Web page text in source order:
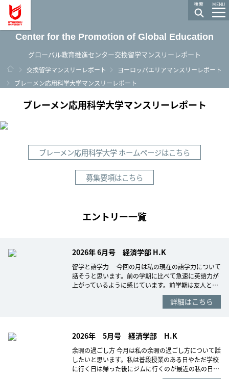
MENU
Center for the Promotion of Global Education
グローバル教育推進センター交換留学マンスリーレポート
ホーム
交換留学マンスリーレポート
ヨーロッパエリアマンスリーレポート
ブレーメン応用科学大学マンスリーレポート
ブレーメン応用科学大学マンスリーレポート
ブレーメン応用科学大学 ホームページはこちら
募集要項はこちら
エントリー一覧
2026年 6月号 経済学部 H.K
留学と語学力 今回の月は私の現在の語学力について
話そうと思います。前の学期に比べて急速に英語力が
上がっているように感じています。前学期は友人と…
詳細はこちら
2026年 5月号 経済学部 H.K
余暇の過ごし方 今月は私の余暇の過ごし方について話
したいと思います。私は普段授業のある日やただ学校
に行く日は帰った後にジムに行くのが最近の私の日…